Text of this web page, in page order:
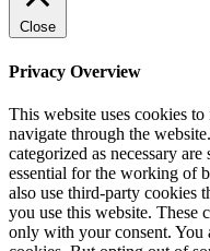
Close
Privacy Overview
This website uses cookies
navigate through the
categorized as necessary
essential for the working of
also use third-party cookies
you use this website. These
only with your consent. You